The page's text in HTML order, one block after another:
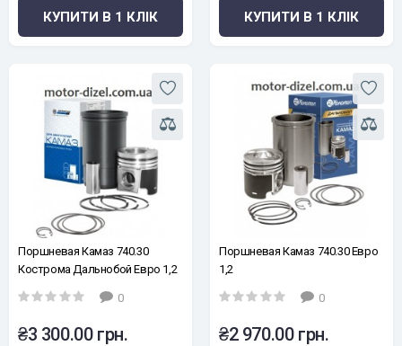
КУПИТИ В 1 КЛІК КУПИТИ В 1 КЛІК
Поршневая Камаз 740.30
Кострома Дальнобой Евро 1,2
0
₴3 300.00 грн.
Поршневая Камаз 740.30 Евро
1,2
0
₴2 970.00 грн.